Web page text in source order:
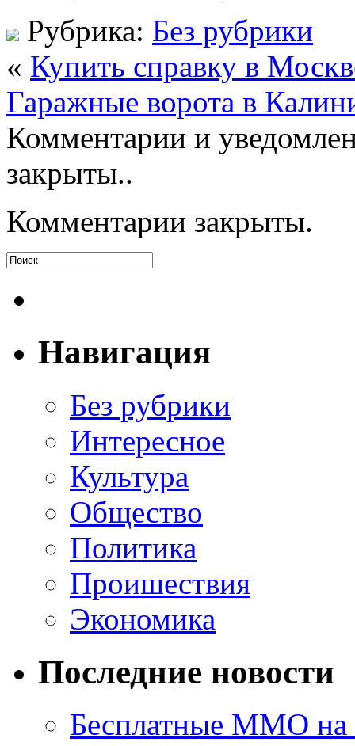
Рубрика: Без рубрики
« Купить справку в
Гаражные ворота в
Комментарии и
закрыты..
Комментарии закрыты.
Навигация
Без рубрики
Интересное
Культура
Общество
Политика
Проишествия
Экономика
Последние новости
Бесплатные MMO